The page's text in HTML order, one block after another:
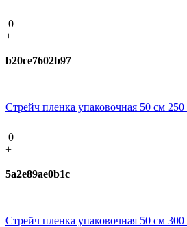
0
+
b20ce7602b97
Стрейч пленка упаковочная 50 см
0
+
5a2e89ae0b1c
Стрейч пленка упаковочная 50 см